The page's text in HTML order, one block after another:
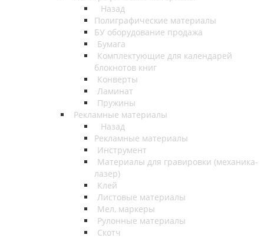
Назад
Полиграфические материалы
БУ оборудование продажа
Бумага
Комплектующие для календарей
блокнотов книг
Конверты
Ламинат
Пружины
Рекламные материалы
Назад
Рекламные материалы
Инструмент
Материалы для гравировки (механика-
лазер)
Клей
Листовые материалы
Мел, маркеры
Рулонные материалы
Скотч